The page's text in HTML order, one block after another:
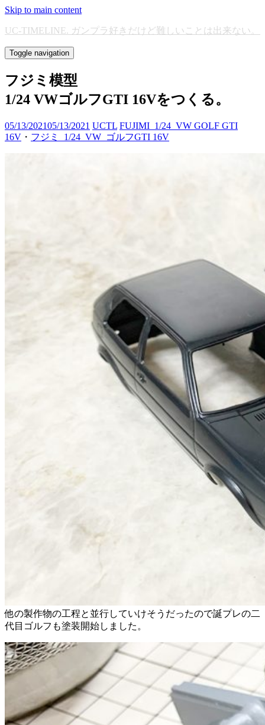
Skip to main content
UC-TIMELINE. ガンプラ好きだけど難しいことは出来ない。
Toggle navigation
フジミ模型
1/24 VWゴルフGTI 16Vをつくる。
05/13/202105/13/2021 UCTL FUJIMI_1/24_VW GOLF GTI
16V ・ フジミ_1/24_VW_ゴルフGTI 16V
他の製作物の工程と並行していけそうだったので誕プレの二
代目ゴルフも塗装開始しました。